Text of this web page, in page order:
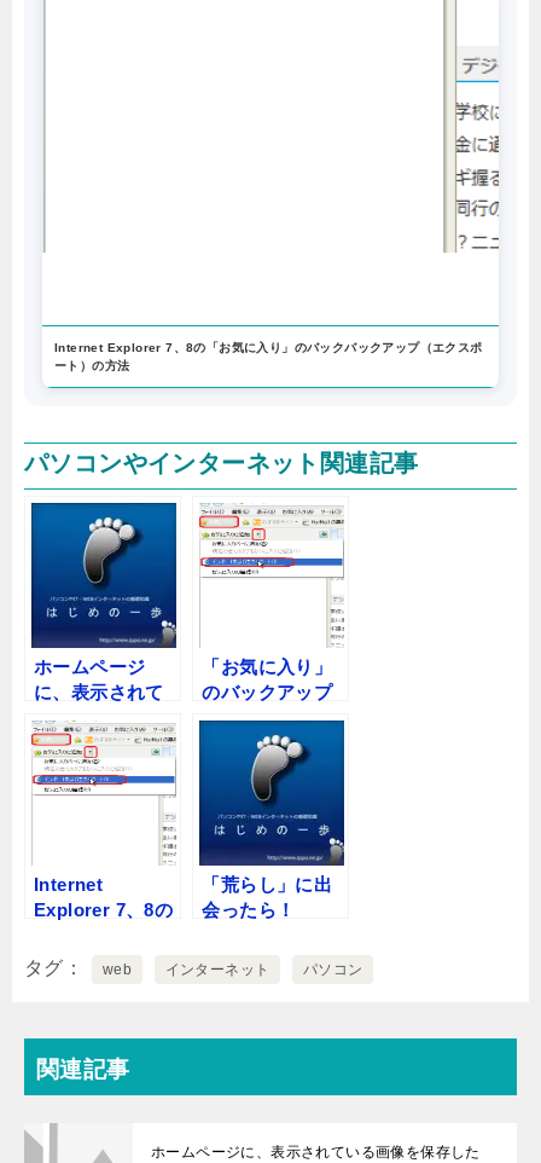
Internet Explorer 7、8の「お気に入り」のバックバックアップ（エクスポ
ート）の方法
パソコンやインターネット関連記事
ホームページ
に、表示されて
いる画像を保存
したい！
「お気に入り」
のバックアップ
を取りたいので
すが方法を教え
てください。
Internet
Explorer 7、8の
のバックバック
「荒らし」に出
会ったら！
タグ web インターネット パソコン
関連記事
ホームページに、表示されている画像を保存した